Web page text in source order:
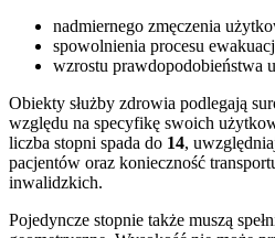
nadmiernego zmęczenia
spowolnienia procesu
wzrostu prawdopodobieństwa
Obiekty służby zdrowia podlegają
względu na specyfikę swoich
liczba stopni spada do 14,
pacjentów oraz konieczność
inwalidzkich.
Pojedyncze stopnie także muszą